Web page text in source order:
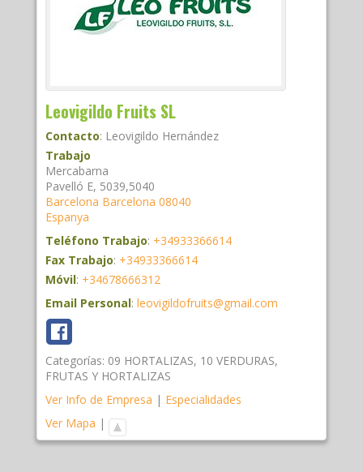
Leovigildo Fruits SL
Contacto: Leovigildo Hernández
Trabajo
Mercabarna
Pavelló E, 5039,5040
Barcelona Barcelona 08040
Espanya
Teléfono Trabajo: +34933366614
Fax Trabajo: +34933366614
Móvil: +34678666312
Email Personal: leovigildofruits@gmail.com
Categorías: 09 HORTALIZAS, 10 VERDURAS,
FRUTAS Y HORTALIZAS
Ver Info de Empresa | Especialidades
Ver Mapa |